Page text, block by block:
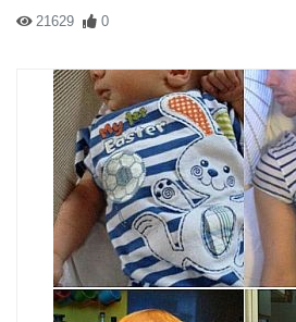
21629 0